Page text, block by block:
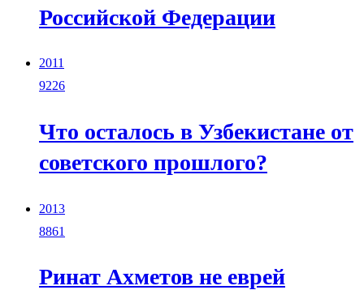
Российской Федерации
2011
9226
Что осталось в Узбекистане от
советского прошлого?
2013
8861
Ринат Ахметов не еврей